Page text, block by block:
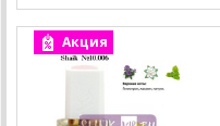
Акция